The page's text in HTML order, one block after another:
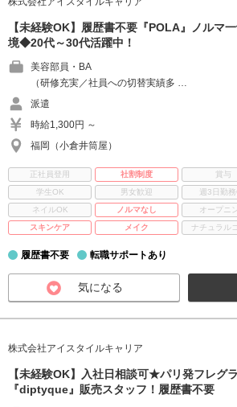
【未経験OK】履歴書不要『POLA』ノルマ
境◆20代～30代活躍中！
美容部員・BA
（研修充実／社員への切替実績多 …
派遣
時給1,300円 ～
福岡（小倉井筒屋）
正社員登用 社割制度 賞与
学生OK
男女歓迎 週3日勤
ネイルOK
ノルマなし オープニ
スキンケア
メイク ナチュラル
履歴書不要 転職サポートあり
気になる
株式会社アイスタイルキャリア
【未経験OK】入社日相談可★パリ発フレグ
『diptyque』販売スタッフ！履歴書不要